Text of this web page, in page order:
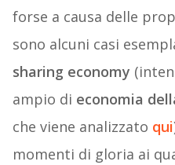
forse a causa delle
sono alcuni casi
sharing economy
ampio di economia
che viene analizzato qui
momenti di gloria ai